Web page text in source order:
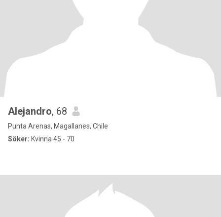
Alejandro, 68
Punta Arenas, Magallanes, Chile
Söker: Kvinna 45 - 70